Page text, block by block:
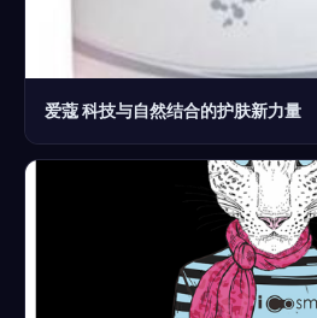
爱蔻 科技与自然结合的护肤新力量